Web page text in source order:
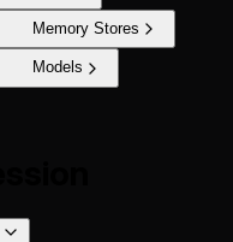
Memory Stores
Models